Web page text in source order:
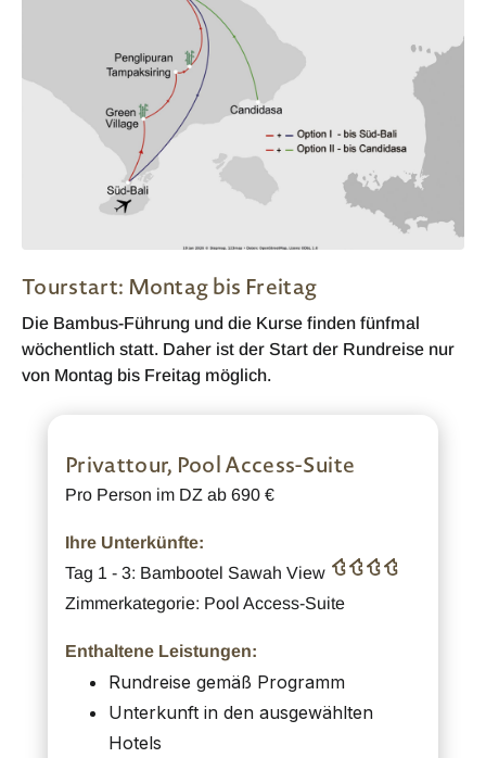
Tourstart: Montag bis Freitag
Die Bambus-Führung und die Kurse finden fünfmal
wöchentlich statt. Daher ist der Start der Rundreise nur
von Montag bis Freitag möglich.
Privattour, Pool Access-Suite
Pro Person im DZ ab 690 €
Ihre Unterkünfte:
Tag 1 - 3: Bambootel Sawah View
Zimmerkategorie: Pool Access-Suite
Enthaltene Leistungen:
Rundreise gemäß Programm
Unterkunft in den ausgewählten
Hotels